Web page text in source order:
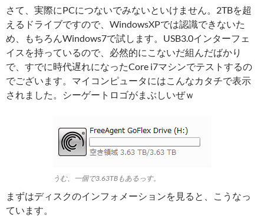
さて、実際にPCにつないでみないといけません。2TBを超
えるドライブですので、WindowsXPでは認識できないた
め、もちろんWindows7で試します。USB3.0インターフェ
イスを持っているので、必然的にこないだ組んだばかり
で、すでに時代遅れになったCore i7マシンでテストするの
でございます。マイコンピュータにはこんなカタチで表示
されました。シーゲートロゴがまぶしいぜｗ
うむ、一個で3.63TBもあるっす。
まずはディスクのインフォメーションを見ると、こうなっ
ています。